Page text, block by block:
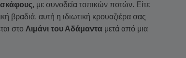
, με συνοδεία τοπικών ποτών. Είτε
βραδιά, αυτή η ιδιωτική κρουαζιέρα σας
στο Λιμάνι του Αδάμαντα μετά από μια